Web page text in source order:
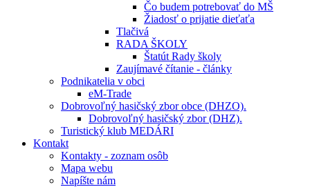
Čo budem potrebovať do MŠ
Žiadosť o prijatie dieťaťa
Tlačivá
RADA ŠKOLY
Štatút Rady školy
Zaujímavé čítanie - články
Podnikatelia v obci
eM-Trade
Dobrovoľný hasičský zbor obce (DHZO).
Dobrovoľný hasičský zbor (DHZ).
Turistický klub MEDÁRI
Kontakt
Kontakty - zoznam osôb
Mapa webu
Napíšte nám